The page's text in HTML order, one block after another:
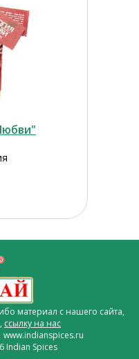
материал с нашего сайта,
ссылку на нас
Indian Spices